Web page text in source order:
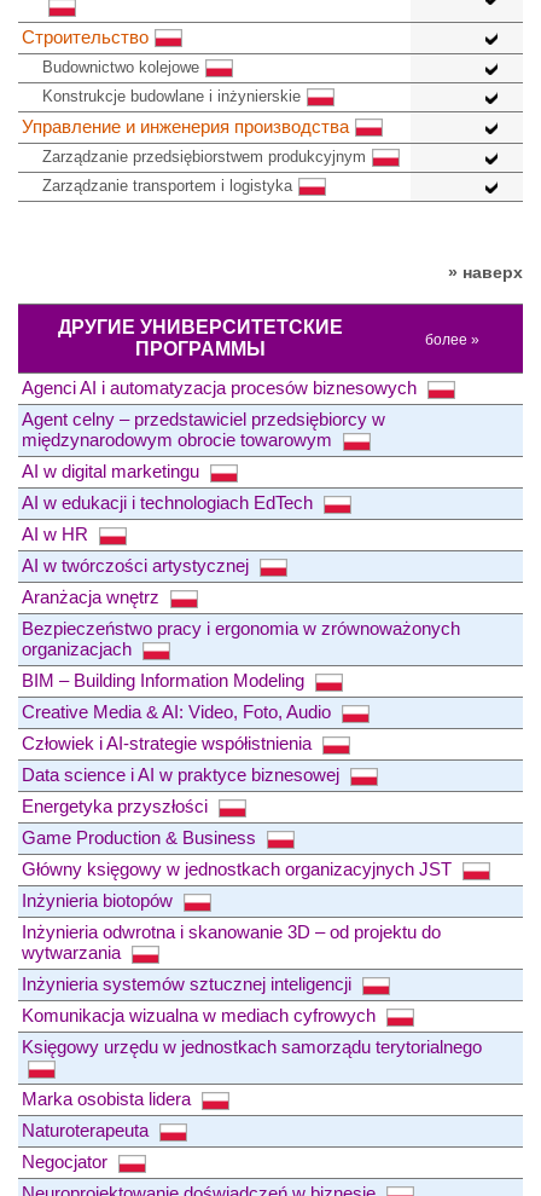
Строительство
Budownictwo kolejowe
Konstrukcje budowlane i inżynierskie
Управление и инженерия производства
Zarządzanie przedsiębiorstwem produkcyjnym
Zarządzanie transportem i logistyka
» наверх
ДРУГИЕ УНИВЕРСИТЕТСКИЕ
ПРОГРАММЫ
более »
Agenci AI i automatyzacja procesów biznesowych
Agent celny – przedstawiciel przedsiębiorcy w
międzynarodowym obrocie towarowym
AI w digital marketingu
AI w edukacji i technologiach EdTech
AI w HR
AI w twórczości artystycznej
Aranżacja wnętrz
Bezpieczeństwo pracy i ergonomia w zrównoważonych
organizacjach
BIM – Building Information Modeling
Creative Media & AI: Video, Foto, Audio
Człowiek i AI-strategie współistnienia
Data science i AI w praktyce biznesowej
Energetyka przyszłości
Game Production & Business
Główny księgowy w jednostkach organizacyjnych JST
Inżynieria biotopów
Inżynieria odwrotna i skanowanie 3D – od projektu do
wytwarzania
Inżynieria systemów sztucznej inteligencji
Komunikacja wizualna w mediach cyfrowych
Księgowy urzędu w jednostkach samorządu terytorialnego
Marka osobista lidera
Naturoterapeuta
Negocjator